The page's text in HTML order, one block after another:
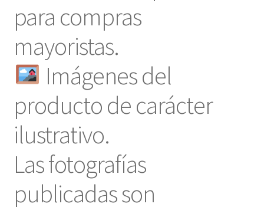
para compras
mayoristas.
Imágenes del
producto de carácter
ilustrativo.
Las fotografías
publicadas son